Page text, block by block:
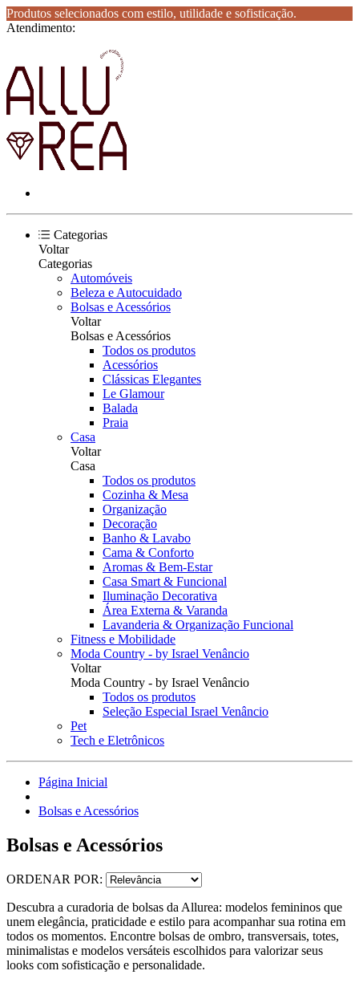
Produtos selecionados com estilo, utilidade e sofisticação.
Atendimento:
Categorias
Voltar
Categorias
Automóveis
Beleza e Autocuidado
Bolsas e Acessórios
Voltar
Bolsas e Acessórios
Todos os produtos
Acessórios
Clássicas Elegantes
Le Glamour
Balada
Praia
Casa
Voltar
Casa
Todos os produtos
Cozinha & Mesa
Organização
Decoração
Banho & Lavabo
Cama & Conforto
Aromas & Bem-Estar
Casa Smart & Funcional
Iluminação Decorativa
Área Externa & Varanda
Lavanderia & Organização Funcional
Fitness e Mobilidade
Moda Country - by Israel Venâncio
Voltar
Moda Country - by Israel Venâncio
Todos os produtos
Seleção Especial Israel Venâncio
Pet
Tech e Eletrônicos
Página Inicial
Bolsas e Acessórios
Bolsas e Acessórios
ORDENAR POR:
Descubra a curadoria de bolsas da Allurea: modelos femininos que
unem elegância, praticidade e estilo para acompanhar sua rotina em
todos os momentos. Encontre bolsas de ombro, transversais, totes,
minimalistas e modelos versáteis escolhidos para valorizar seus
looks com sofisticação e personalidade.